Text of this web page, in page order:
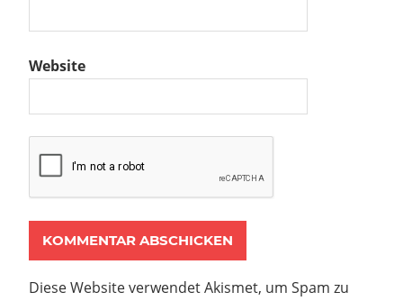
Website
Diese Website verwendet Akismet, um Spam zu